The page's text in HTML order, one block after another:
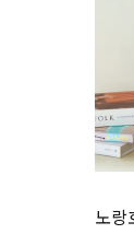
노랑